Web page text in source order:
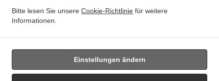
Bitte lesen Sie unsere Cookie-Richtlinie für weitere
Informationen.
Einstellungen ändern
Woluwe-Saint-Pierre Sint-Pieters-Woluwe . Indisches Essen Lieferservice Woluwe-Saint-
.
zum mitnehmen und zum Liefern
Unterstützt von: